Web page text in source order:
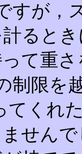
すが，
ると
て重
制限を
てくれ
せん